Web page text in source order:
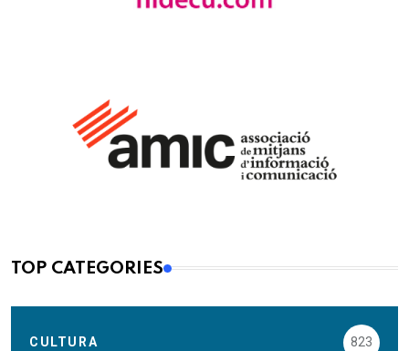
TOP CATEGORIES
CULTURA 823